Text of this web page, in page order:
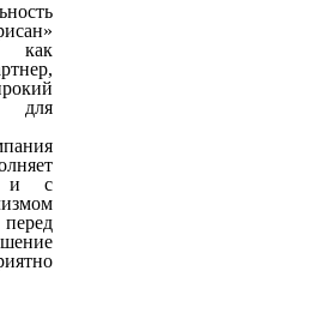
как
для
и с